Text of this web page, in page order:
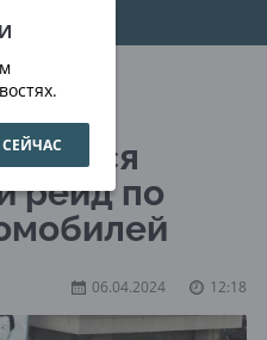
СЕЙЧАС
рейд по
06.04.2024 12:18